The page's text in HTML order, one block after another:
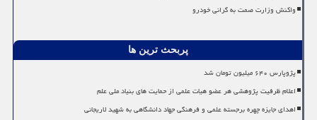
واکنش وزارت صمت به گرانی خودرو
پربحث ترین ها
پژوپارس ۶۴۰ میلیون تومان شد
اعلام ظرفیت پژوهشی هر عضو هیات علمی از حمایت های بنیاد ملی علم
اهدای جایزه چهره برجسته علمی و فرهنگی جهاد دانشگاهی به شهید لاریجانی